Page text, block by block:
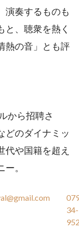
演奏するものも
と、聴衆を熱く
熱の音」とも評
から招聘さ
どのダイナミッ
代や国籍を超え
。
34-